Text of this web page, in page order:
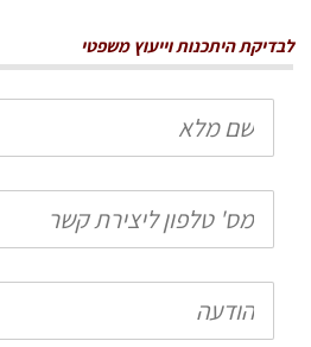
לבדיקת היתכנות וייעוץ משפטי
שם
מלא
טלפון
הודעה